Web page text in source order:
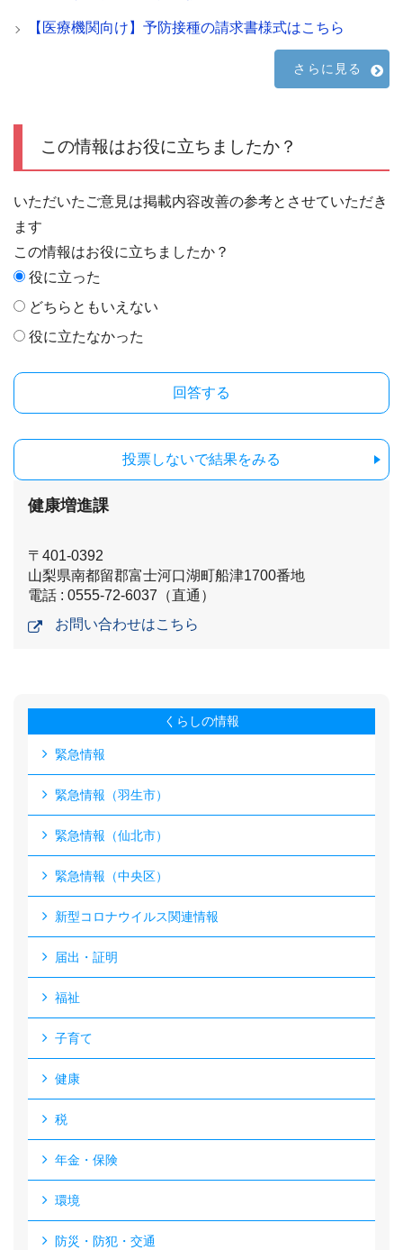
【医療機関向け】予防接種の請求書様式はこちら
さらに見る
この情報はお役に立ちましたか？
いただいたご意見は掲載内容改善の参考とさせていただき
ます
この情報はお役に立ちましたか？
役に立った
どちらともいえない
役に立たなかった
投票しないで結果をみる
健康増進課
〒401-0392
山梨県南都留郡富士河口湖町船津1700番地
電話 : 0555-72-6037（直通）
お問い合わせはこちら
くらしの情報
緊急情報
緊急情報（羽生市）
緊急情報（仙北市）
緊急情報（中央区）
新型コロナウイルス関連情報
届出・証明
福祉
子育て
健康
税
年金・保険
環境
防災・防犯・交通